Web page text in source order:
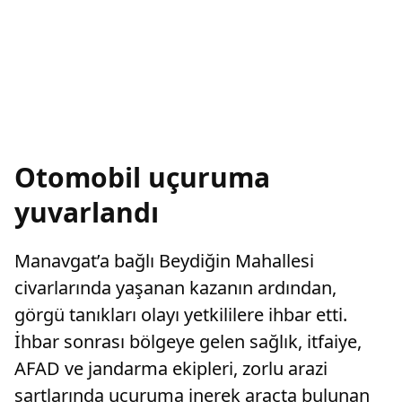
Otomobil uçuruma
yuvarlandı
Manavgat’a bağlı Beydiğin Mahallesi
civarlarında yaşanan kazanın ardından,
görgü tanıkları olayı yetkililere ihbar etti.
İhbar sonrası bölgeye gelen sağlık, itfaiye,
AFAD ve jandarma ekipleri, zorlu arazi
şartlarında uçuruma inerek araçta bulunan